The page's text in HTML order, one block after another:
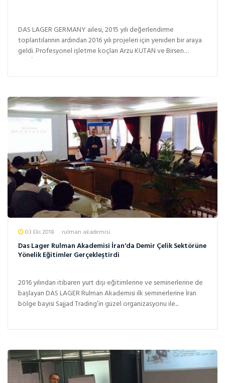
DAS LAGER GERMANY ailesi, 2015 yılı değerlendirme
toplantılarının ardından 2016 yılı projeleri için yeniden bir araya
geldi. Profesyonel işletme koçları Arzu KUTAN ve Birsen
METİN...
03 Eki 2018 rulman akademisi
Das Lager Rulman Akademisi İran'da Demir Çelik Sektörüne
Yönelik Eğitimler Gerçekleştirdi
2016 yılından itibaren yurt dışı eğitimlerine ve seminerlerine de
başlayan DAS LAGER Rulman Akademisi ilk seminerlerine İran
bölge bayisi Sajjad Trading’in güzel organizasyonu ile...